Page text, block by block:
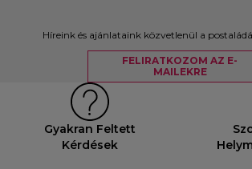
Híreink és ajánlataink közvetlenül a
FELIRATKOZOM AZ E-
MAILEKRE
Gyakran Feltett
Kérdések